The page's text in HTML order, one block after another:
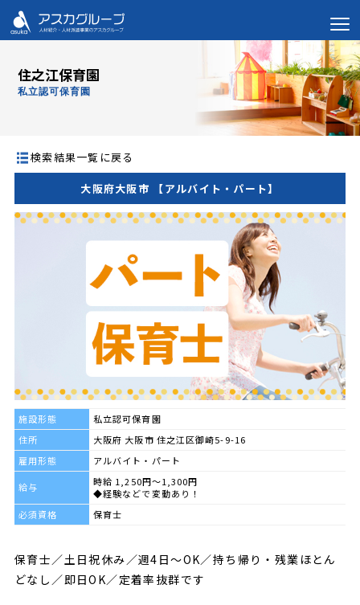
住之江保育園
私立認可保育園
検索結果一覧に戻る
大阪府大阪市 【アルバイト・パート】
施設形態
私立認可保育園
住所
大阪府 大阪市 住之江区御崎5-9-16
雇用形態
アルバイト・パート
給与
時給 1,250円～1,300円
◆経験などで変動あり！
必須資格
保育士
保育士／土日祝休み／週4日～OK／持ち帰り・残業ほとん
どなし／即日OK／定着率抜群です